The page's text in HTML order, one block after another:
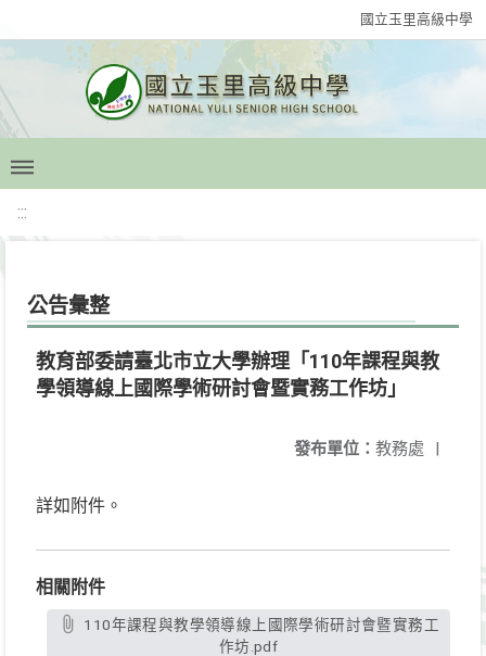
國立玉里高級中學
:::
公告彙整
教育部委請臺北市立大學辦理「110年課程與教
學領導線上國際學術研討會暨實務工作坊」
發布單位： 教務處 |
詳如附件。
相關附件
作坊.pdf